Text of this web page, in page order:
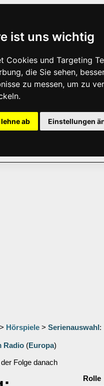
ist uns wichtig
Cookies und Targeting
die Sie sehen,
zu messen, um zu
ab Einstellungen
> Hörspiele > Serienauswahl :
Radio (Europa)
Folge danach
Rolle